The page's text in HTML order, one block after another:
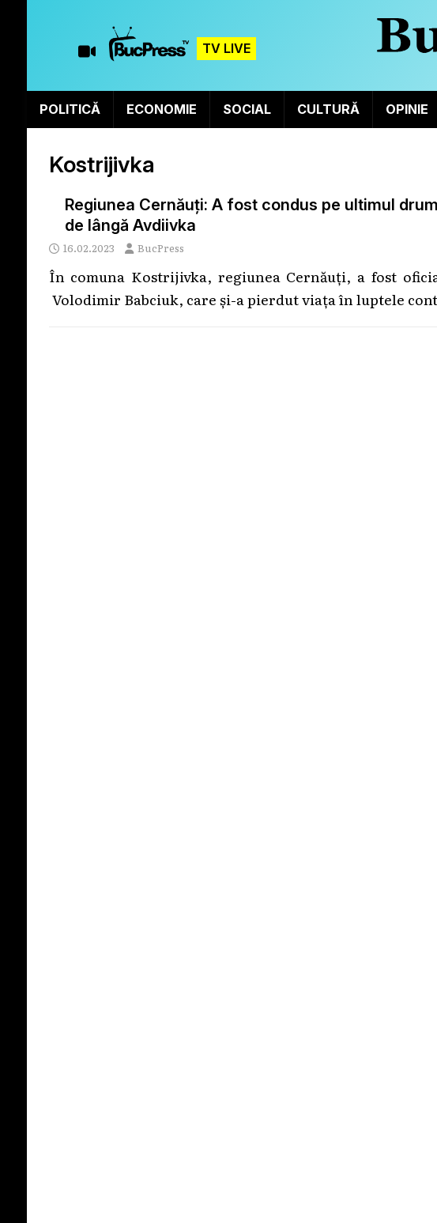
TV LIVE
POLITICĂ ECONOMIE SOCIAL CULTURĂ OPINIE
Kostrijivka
Regiunea Cernăuți: A fost condus pe ultimul
de lângă Avdiivka
16.02.2023 BucPress
În comuna Kostrijivka, regiunea Cernăuți, a fost
Volodimir Babciuk, care și-a pierdut viața în luptele